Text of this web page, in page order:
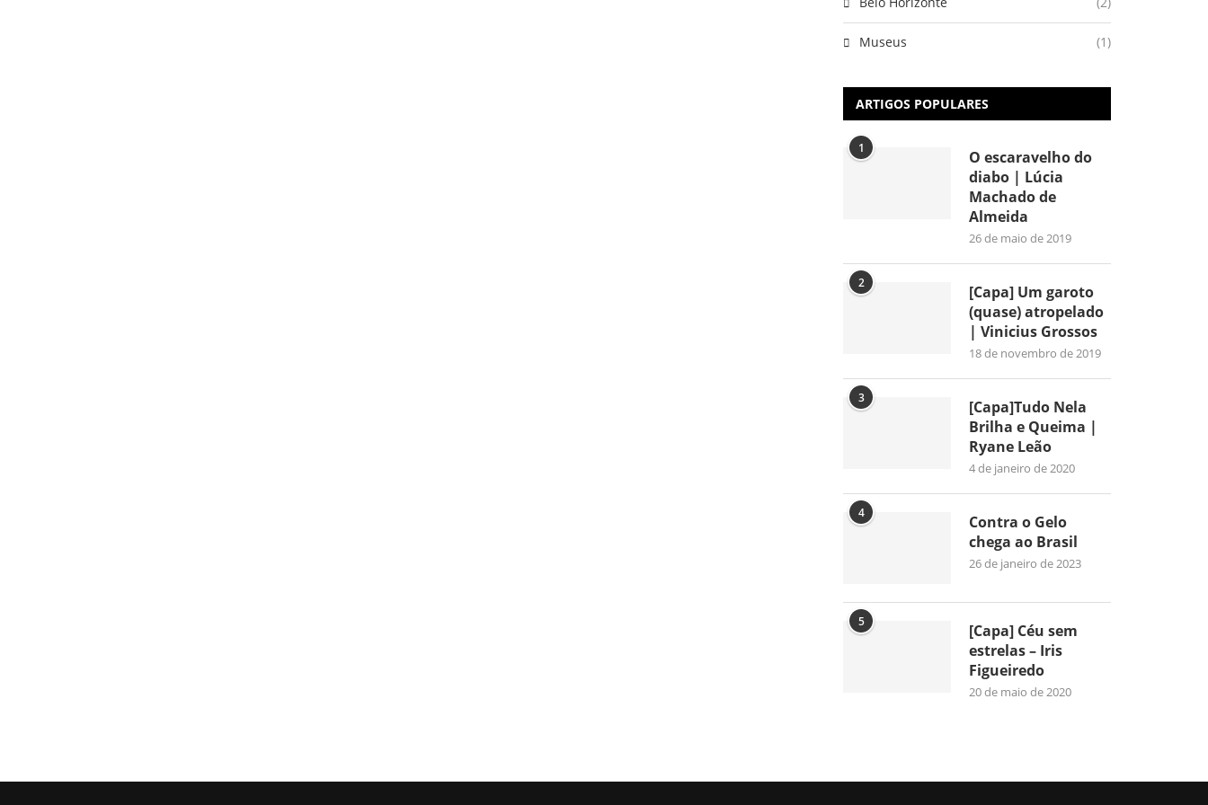
Museus (1)
ARTIGOS POPULARES
1
O escaravelho do
diabo | Lúcia
Machado de
Almeida
26 de maio de 2019
2
[Capa] Um garoto
(quase) atropelado
| Vinicius Grossos
18 de novembro de 2019
3
[Capa]Tudo Nela
Brilha e Queima |
Ryane Leão
4 de janeiro de 2020
4
Contra o Gelo
chega ao Brasil
26 de janeiro de 2023
5
[Capa] Céu sem
estrelas – Iris
Figueiredo
20 de maio de 2020